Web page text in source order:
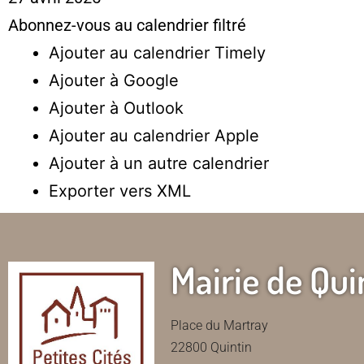
Abonnez-vous au calendrier filtré
Ajouter au calendrier Timely
Ajouter à Google
Ajouter à Outlook
Ajouter au calendrier Apple
Ajouter à un autre calendrier
Exporter vers XML
Mairie de
Place du Martray
22800 Quintin